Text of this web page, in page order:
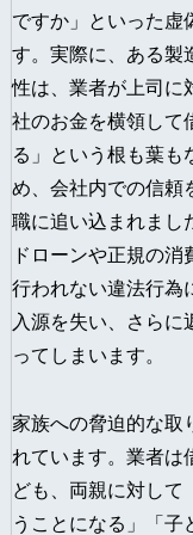
ですか」といった虚
す。実際に、ある製
性は、業者が上司に
社のお金を横領して
る」という根も葉も
め、会社内での信頼
職に追い込まれまし
ドローンや正規の消
行われない違法行為
入源を失い、さらに
ってしまいます。
家族への脅迫的な取
れています。業者は
ども、両親に対して
うことになる」「子